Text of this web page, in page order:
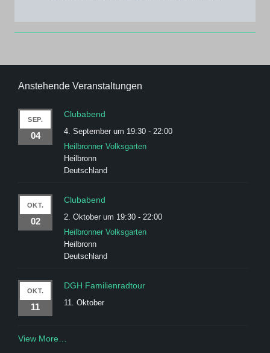
Anstehende Veranstaltungen
SEP.
04
Clubabend
4. September um 19:30 - 22:00
Heilbronner Volksgarten
Heilbronn
Deutschland
OKT.
02
Clubabend
2. Oktober um 19:30 - 22:00
Heilbronner Volksgarten
Heilbronn
Deutschland
OKT.
11
DGH Familienradtour
11. Oktober
View More…